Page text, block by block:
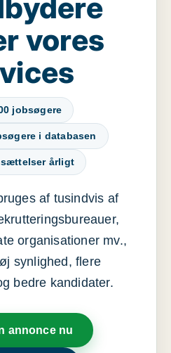
vores
jobsøgere
i databasen
årligt
af tusindvis af
organisationer mv.,
synlighed, flere
bedre kandidater.
annonce nu